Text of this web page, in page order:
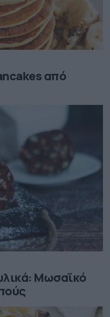
από
Μωσαϊκό